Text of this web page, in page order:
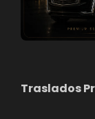
Traslados